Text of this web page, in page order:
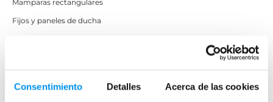
Consentimiento Detalles Acerca de las cookies
Mamparas rectangulares
Fijos y paneles de ducha